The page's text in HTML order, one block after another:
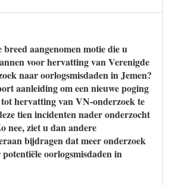
aangenomen motie die u
voor hervatting van Verenigde
naar oorlogsmisdaden in Jemen?
aanleiding om een nieuwe poging
hervatting van VN-onderzoek te
tien incidenten nader onderzocht
nee, ziet u dan andere
bijdragen dat meer onderzoek
oorlogsmisdaden in